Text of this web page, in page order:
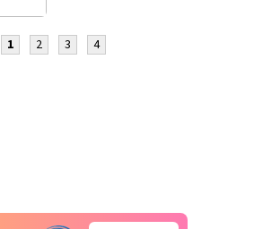
1 2 3 4